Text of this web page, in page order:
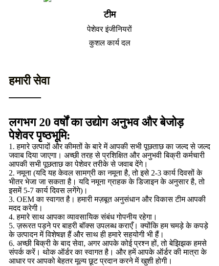
टीम
पेशेवर इंजीनियरों
कुशल कार्य दल
हमारी सेवा
लगभग 20 वर्षों का उद्योग अनुभव और बेजोड़
पेशेवर पृष्ठभूमि:
1. हमारे उत्पादों और कीमतों के बारे में आपकी सभी पूछताछ का जल्द से जल्द
जवाब दिया जाएगा। अच्छी तरह से प्रशिक्षित और अनुभवी बिक्री कर्मचारी
आपकी सभी पूछताछ का पेशेवर तरीके से जवाब देंगे।
2. नमूना (यदि यह केवल सामग्री का नमूना है, तो इसे 2-3 कार्य दिवसों के
भीतर भेजा जा सकता है। यदि नमूना ग्राहक के डिजाइन के अनुसार है, तो
इसमें 5-7 कार्य दिवस लगेंगे)।
3. OEM का स्वागत है। हमारी मज़बूत अनुसंधान और विकास टीम आपकी
मदद करेगी।
4. हमारे साथ आपका व्यावसायिक संबंध गोपनीय रहेगा।
5. ज़रूरत पड़ने पर बाहरी बॉक्स उपलब्ध कराएँ। क्योंकि हम चमड़े के कपड़े
के उत्पादन में विशेषज्ञ हैं और साथ ही हमारे सहयोगी भी हैं।
6. अच्छी बिक्री के बाद सेवा, अगर आपके कोई प्रश्न हों, तो बेझिझक हमसे
संपर्क करें। थोक ऑर्डर का स्वागत है। और हमें आपके ऑर्डर की मात्रा के
आधार पर आपको बेहतर मूल्य छूट प्रदान करने में खुशी होगी।